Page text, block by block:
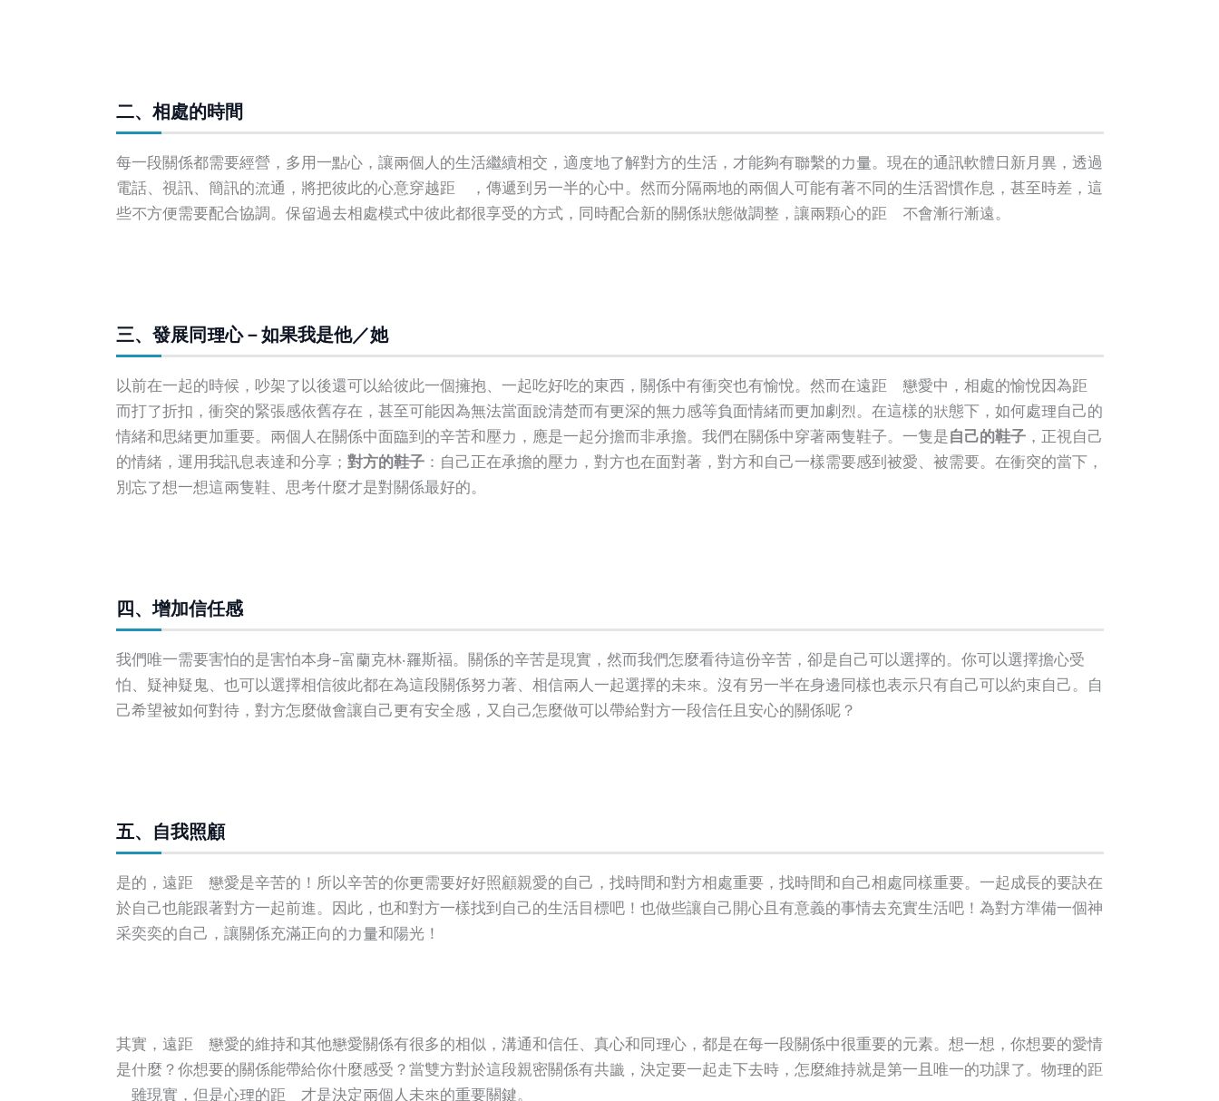
二、相處的時間
每一段關係都需要經營，多用一點心，讓兩個人的生活繼續相交，適度地了解對方的生活，才能夠有聯繫的力量。現在的通訊軟體日新月異，透過
電話、視訊、簡訊的流通，將把彼此的心意穿越距離，傳遞到另一半的心中。然而分隔兩地的兩個人可能有著不同的生活習慣作息，甚至時差，這
些不方便需要配合協調。保留過去相處模式中彼此都很享受的方式，同時配合新的關係狀態做調整，讓兩顆心的距離不會漸行漸遠。
三、發展同理心－如果我是他／她
以前在一起的時候，吵架了以後還可以給彼此一個擁抱、一起吃好吃的東西，關係中有衝突也有愉悅。然而在遠距離戀愛中，相處的愉悅因為距離
而打了折扣，衝突的緊張感依舊存在，甚至可能因為無法當面說清楚而有更深的無力感等負面情緒而更加劇烈。在這樣的狀態下，如何處理自己的
情緒和思緒更加重要。兩個人在關係中面臨到的辛苦和壓力，應是一起分擔而非承擔。我們在關係中穿著兩隻鞋子。一隻是自己的鞋子，正視自己
的情緒，運用我訊息表達和分享； 對方的鞋子：自己正在承擔的壓力，對方也在面對著，對方和自己一樣需要感到被愛、被需要。在衝突的當下，
別忘了想一想這兩隻鞋、思考什麼才是對關係最好的。
四、增加信任感
我們唯一需要害怕的是害怕本身–富蘭克林‧羅斯福。關係的辛苦是現實，然而我們怎麼看待這份辛苦，卻是自己可以選擇的。你可以選擇擔心受
怕、疑神疑鬼、也可以選擇相信彼此都在為這段關係努力著、相信兩人一起選擇的未來。沒有另一半在身邊同樣也表示只有自己可以約束自己。自
己希望被如何對待，對方怎麼做會讓自己更有安全感，又自己怎麼做可以帶給對方一段信任且安心的關係呢？
五、自我照顧
是的，遠距離戀愛是辛苦的！所以辛苦的你更需要好好照顧親愛的自己，找時間和對方相處重要，找時間和自己相處同樣重要。一起成長的要訣在
於自己也能跟著對方一起前進。因此，也和對方一樣找到自己的生活目標吧！也做些讓自己開心且有意義的事情去充實生活吧！為對方準備一個神
采奕奕的自己，讓關係充滿正向的力量和陽光！
其實，遠距離戀愛的維持和其他戀愛關係有很多的相似，溝通和信任、真心和同理心，都是在每一段關係中很重要的元素。想一想，你想要的愛情
是什麼？你想要的關係能帶給你什麼感受？當雙方對於這段親密關係有共識，決定要一起走下去時，怎麼維持就是第一且唯一的功課了。物理的距
離雖現實，但是心理的距離才是決定兩個人未來的重要關鍵。